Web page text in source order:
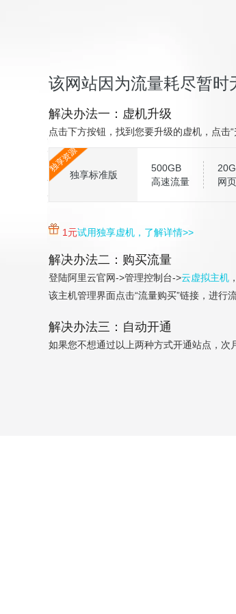
该网站因为流量耗尽暂时
解决办法一：虚机升级
点击下方按钮，找到您要升级的虚机，点击
独享资源
独享标准版
500GB
高速流量
网
1元试用独享虚机，了解详情>>
解决办法二：购买流量
登陆阿里云官网->管理控制台->云虚拟主机
该主机管理界面点击“流量购买”链接，进行
解决办法三：自动开通
如果您不想通过以上两种方式开通站点，次